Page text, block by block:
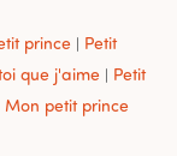
prince | Petit
que j'aime | Petit
Mon petit prince